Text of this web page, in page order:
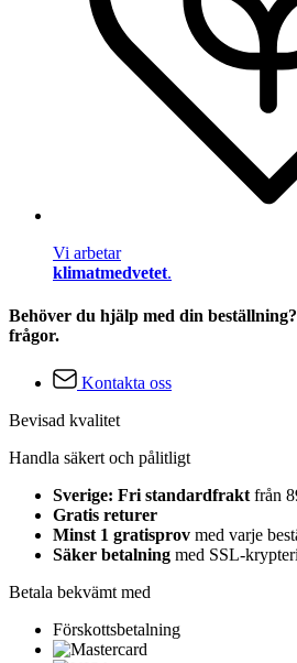
Vi arbetar
klimatmedvetet.
Behöver du hjälp med din
frågor.
Kontakta oss
Bevisad kvalitet
Handla säkert och pålitligt
Sverige: Fri standardfrakt från
Gratis returer
Minst 1 gratisprov med varje
Säker betalning med SSL-
Betala bekvämt med
Förskottsbetalning